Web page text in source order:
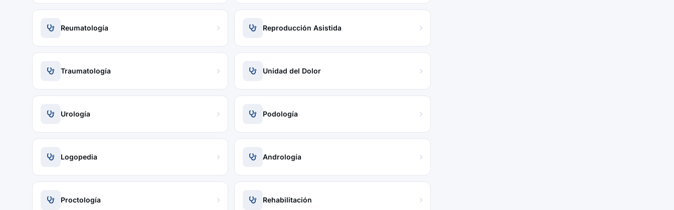
Reumatología Reproducción Asistida
Traumatología Unidad del Dolor
Urología Podología
Logopedia Andrología
Proctología Rehabilitación